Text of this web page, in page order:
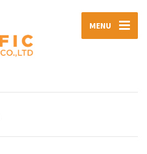
MENU